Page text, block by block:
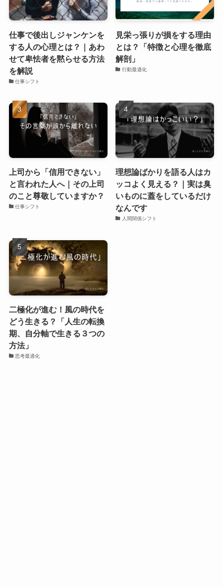
仕事で後出しジャンケンを
する人の心理とは？｜あわ
せて卑怯者を黙らせる方法
を解説
仕事シフト
見栄っ張りが損をする理由
とは？「特徴と心理を徹底
解剖」
行動最適化
上司から「信用できない」
と言われた人へ｜その上司
のこと尊敬していますか？
仕事シフト
理想論ばかりを語る人はカ
ッコよく見える？｜実は臭
いものに蓋をしているだけ
なんです
人間関係シフト
二極化が進む！風の時代を
どう生きる？「人生の転換
期、自分軸で生きる３つの
方法」
思考最適化